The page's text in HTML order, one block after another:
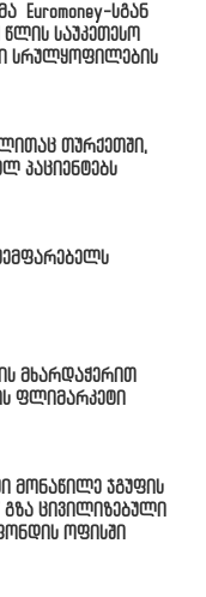
Euromoney-სგან
საუკეთესო
სრულყოფილების
თურქეთში,
პაციენტებს
მხარდაჭერით
ფლიმარკეტი
მონაწილე ჯგუფის
გზა ცივილიზებული
ოფისში